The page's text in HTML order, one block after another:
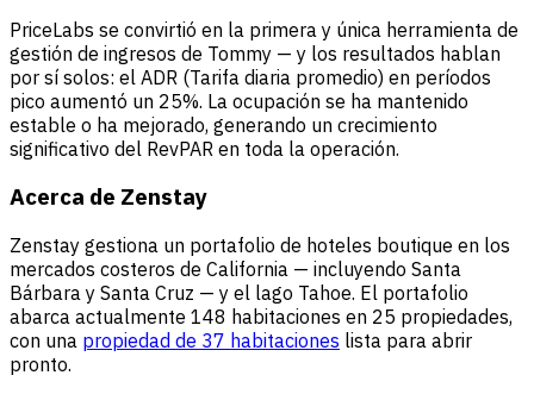
PriceLabs se convirtió en la primera y única herramienta de
gestión de ingresos de Tommy — y los resultados hablan
por sí solos: el ADR (Tarifa diaria promedio) en períodos
pico aumentó un 25%. La ocupación se ha mantenido
estable o ha mejorado, generando un crecimiento
significativo del RevPAR en toda la operación.
Acerca de Zenstay
Zenstay gestiona un portafolio de hoteles boutique en los
mercados costeros de California — incluyendo Santa
Bárbara y Santa Cruz — y el lago Tahoe. El portafolio
abarca actualmente 148 habitaciones en 25 propiedades,
con una propiedad de 37 habitaciones lista para abrir
pronto.